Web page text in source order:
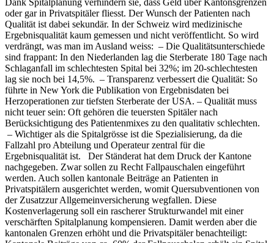
Dank Spitalplanung verhindern sie, dass Geld über Kantonsgrenzen
oder gar in Privatspitäler fliesst. Der Wunsch der Patienten nach
Qualität ist dabei sekundär. In der Schweiz wird medizinische
Ergebnisqualität kaum gemessen und nicht veröffentlicht. So wird
verdrängt, was man im Ausland weiss: – Die Qualitätsunterschiede
sind frappant: In den Niederlanden lag die Sterberate 180 Tage nach
Schlaganfall im schlechtesten Spital bei 32%; im 20-schlechtesten
lag sie noch bei 14,5%. – Transparenz verbessert die Qualität: So
führte in New York die Publikation von Ergebnisdaten bei
Herzoperationen zur tiefsten Sterberate der USA. – Qualität muss
nicht teuer sein: Oft gehören die teuersten Spitäler nach
Berücksichtigung des Patientenmixes zu den qualitativ schlechten.
– Wichtiger als die Spitalgrösse ist die Spezialisierung, da die
Fallzahl pro Abteilung und Operateur zentral für die
Ergebnisqualität ist. Der Ständerat hat dem Druck der Kantone
nachgegeben. Zwar sollen zu Recht Fallpauschalen eingeführt
werden. Auch sollen kantonale Beiträge an Patienten in
Privatspitälern ausgerichtet werden, womit Quersubventionen von
der Zusatzzur Allgemeinversicherung wegfallen. Diese
Kostenverlagerung soll ein rascherer Strukturwandel mit einer
verschärften Spitalplanung kompensieren. Damit werden aber die
kantonalen Grenzen erhöht und die Privatspitäler benachteiligt: